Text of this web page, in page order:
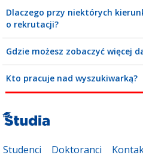
Dlaczego przy niektórych
o rekrutacji?
Gdzie możesz zobaczyć więcej
Kto pracuje nad wyszukiwarką?
Studenci Doktoranci